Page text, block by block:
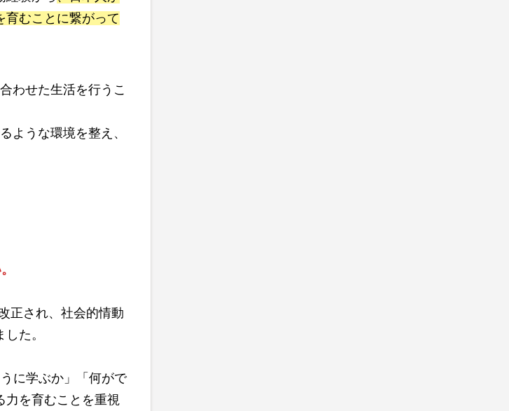
育むことに繋がって
わせた生活を行うこ
ような環境を整え、
正され、社会的情動
た。
に学ぶか」「何がで
力を育むことを重視